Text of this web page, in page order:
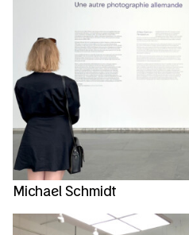
Michael Schmidt